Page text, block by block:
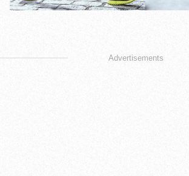
Advertisements